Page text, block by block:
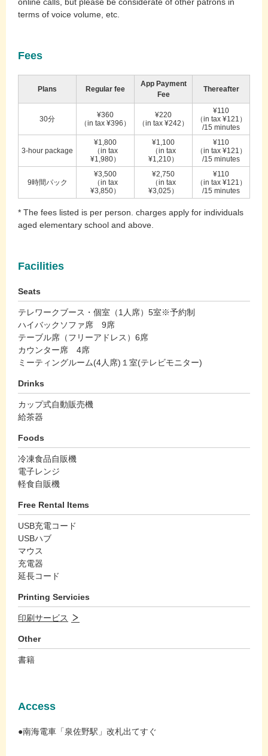
online calls, but please be considerate of other patrons in
terms of voice volume, etc.
Fees
Plans Regular fee
App Payment
Fee
Thereafter
30分
¥360
（in tax ¥396）
¥220
（in tax ¥242）
¥110
（in tax ¥121）
/15 minutes
3-hour package
¥1,800
（in tax
¥1,980）
¥1,100
（in tax
¥1,210）
¥110
（in tax ¥121）
/15 minutes
9時間パック
¥3,500
（in tax
¥3,850）
¥2,750
（in tax
¥3,025）
¥110
（in tax ¥121）
/15 minutes
* The fees listed is per person. charges apply for individuals
aged elementary school and above.
Facilities
Seats
テレワークブース・個室（1人席）5室※予約制
ハイバックソファ席 9席
テーブル席（フリーアドレス）6席
カウンター席 4席
ミーティングルーム(4人席)１室(テレビモニター)
Drinks
カップ式自動販売機
給茶器
Foods
冷凍食品自販機
電子レンジ
軽食自販機
Free Rental Items
USB充電コード
USBハブ
マウス
充電器
延長コード
Printing Servicies
印刷サービス
Other
書籍
Access
●南海電車「泉佐野駅」改札出てすぐ